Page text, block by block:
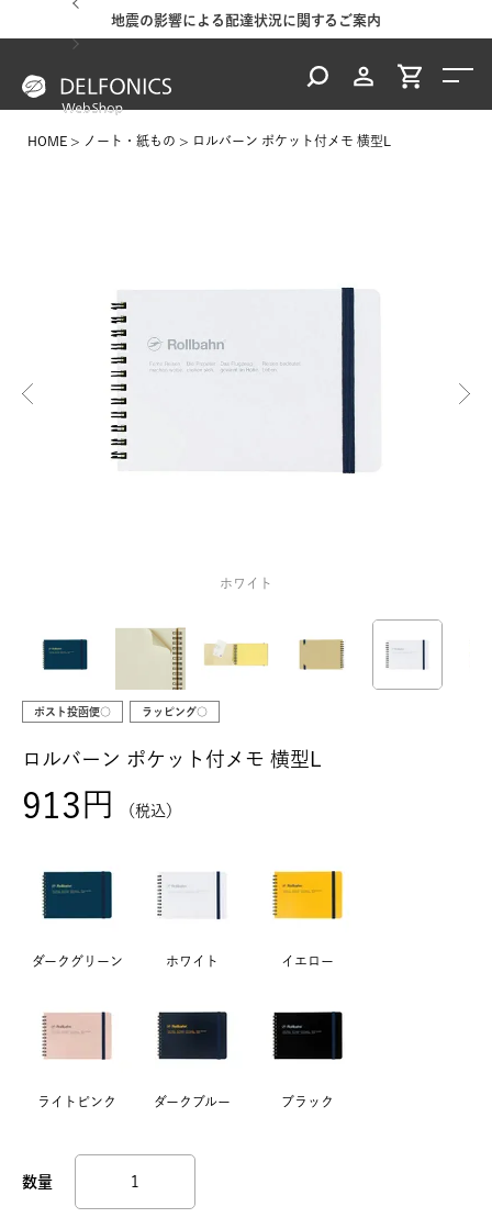
地震の影響による配達状況に関するご案内
HOME ノート・紙もの ロルバーン ポケット付メモ 横型L
ホワイト
ポスト投函便○ ラッピング○
ロルバーン ポケット付メモ 横型L
913 税込
ダークグリーン ホワイト イエロー
ライトピンク ダークブルー ブラック